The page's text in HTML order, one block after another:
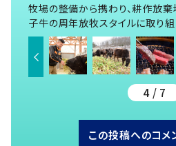
牧場の整備から携わり、耕作放
子牛の周年放牧スタイルに取り
4 / 7
この投稿へのコメ